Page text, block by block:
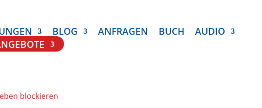
BLOG ANFRAGEN BUCH
AUDIO